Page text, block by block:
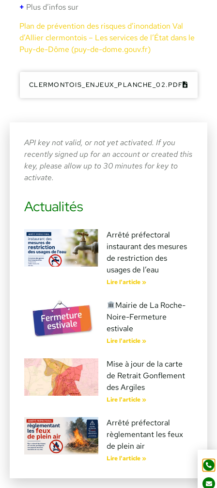
+ Plus d’infos sur
Plan de prévention des risques d’inondation Val
d’Allier clermontois – Les services de l’État dans le
Puy-de-Dôme (puy-de-dome.gouv.fr)
CLERMONTOIS_ENJEUX_PLANCHE_02.PDF
API key not valid, or not yet activated. If you
recently signed up for an account or created this
key, please allow up to 30 minutes for key to
activate.
Actualités
Arrêté préfectoral
instaurant des mesures
de restriction des
usages de l’eau
Lire l'article »
Mairie de La Roche-
Noire-Fermeture
estivale
Lire l'article »
Mise à jour de la carte
de Retrait Gonflement
des Argiles
Lire l'article »
Arrêté préfectoral
règlementant les feux
de plein air
Lire l'article »